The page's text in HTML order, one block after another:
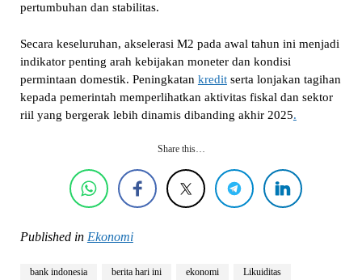
pertumbuhan dan stabilitas.
Secara keseluruhan, akselerasi M2 pada awal tahun ini menjadi
indikator penting arah kebijakan moneter dan kondisi
permintaan domestik. Peningkatan kreditserta lonjakan tagihan
kepada pemerintah memperlihatkan aktivitas fiskal dan sektor
riil yang bergerak lebih dinamis dibanding akhir 2025.
Share this…
Published in Ekonomi
bank indonesia berita hari ini ekonomi Likuiditas